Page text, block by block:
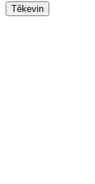
Têkevin